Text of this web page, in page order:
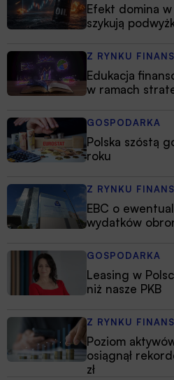
Efekt domina
szykują
Z RYNKU
Edukacja
w ramach
GOSPODARKA
Polska szóstą
roku
Z RYNKU
EBC o
wydatków
GOSPODARKA
Leasing w
niż nasze PKB
Z RYNKU
Poziom
osiągnął
zł